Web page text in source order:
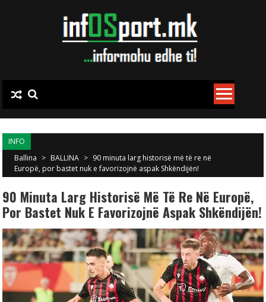
INFO
Ballina > BALLINA > 90 minuta larg historisë më të re në
Europë, por bastet nuk e favorizojnë aspak Shkëndijën!
90 Minuta Larg Historisë Më Të Re Në Europë,
Por Bastet Nuk E Favorizojnë Aspak Shkëndijën!